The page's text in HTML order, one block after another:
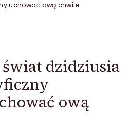
uchować ową chwile.
dzidziusia
ową